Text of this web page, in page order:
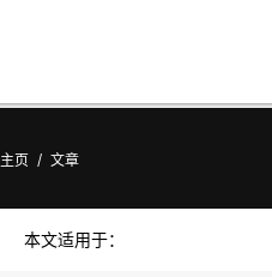
主页 / 文章
本文适用于：